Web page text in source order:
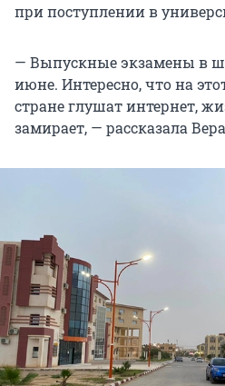
при поступлении в
— Выпускные экзамены в
июне. Интересно, что на
стране глушат интернет,
замирает, — рассказала